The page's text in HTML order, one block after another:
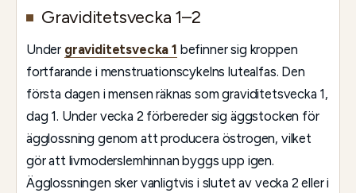
Graviditetsvecka 1–2
Under graviditetsvecka 1 befinner sig kroppen
fortfarande i menstruationscykelns lutealfas. Den
första dagen i mensen räknas som graviditetsvecka 1,
dag 1. Under vecka 2 förbereder sig äggstocken för
ägglossning genom att producera östrogen, vilket
gör att livmoderslemhinnan byggs upp igen.
Ägglossningen sker vanligtvis i slutet av vecka 2 eller i